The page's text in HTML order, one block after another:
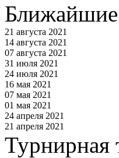
21 августа 2021
14 августа 2021
07 августа 2021
31 июля 2021
24 июля 2021
16 мая 2021
07 мая 2021
01 мая 2021
24 апреля 2021
21 апреля 2021
Турнирная